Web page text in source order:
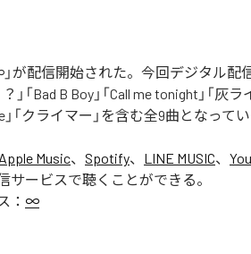
が配信開始された。今回デジタル配信
」「Bad B Boy」「Call me tonight」「灰
「クライマー」を含む全9曲となってい
Music、 Spotify、 LINE MUSIC、
サービスで聴くことができる。
： ∞